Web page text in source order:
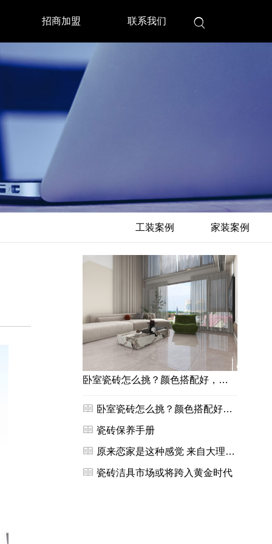
招商加盟 联系我们 
工装案例 家装案例
卧室瓷砖怎么挑？颜色搭配好，看着简约又大气！
 卧室瓷砖怎么挑？颜色搭配好，看着简约又大气！
 瓷砖保养手册
 原来恋家是这种感觉 来自大理石瓷砖装修风格
 瓷砖洁具市场或将跨入黄金时代